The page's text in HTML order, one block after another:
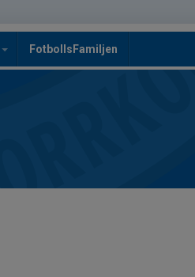
FotbollsFamiljen